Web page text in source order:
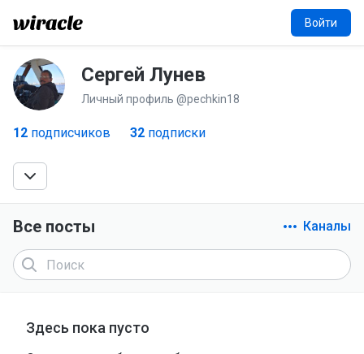
Войти
СЛ Сергей Лунев
Личный профиль @pechkin18
12 подписчиков 32 подписки
Все посты Каналы
Здесь пока пусто